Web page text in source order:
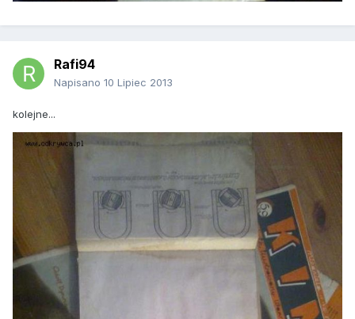
Rafi94
Napisano 10 Lipiec 2013
kolejne...